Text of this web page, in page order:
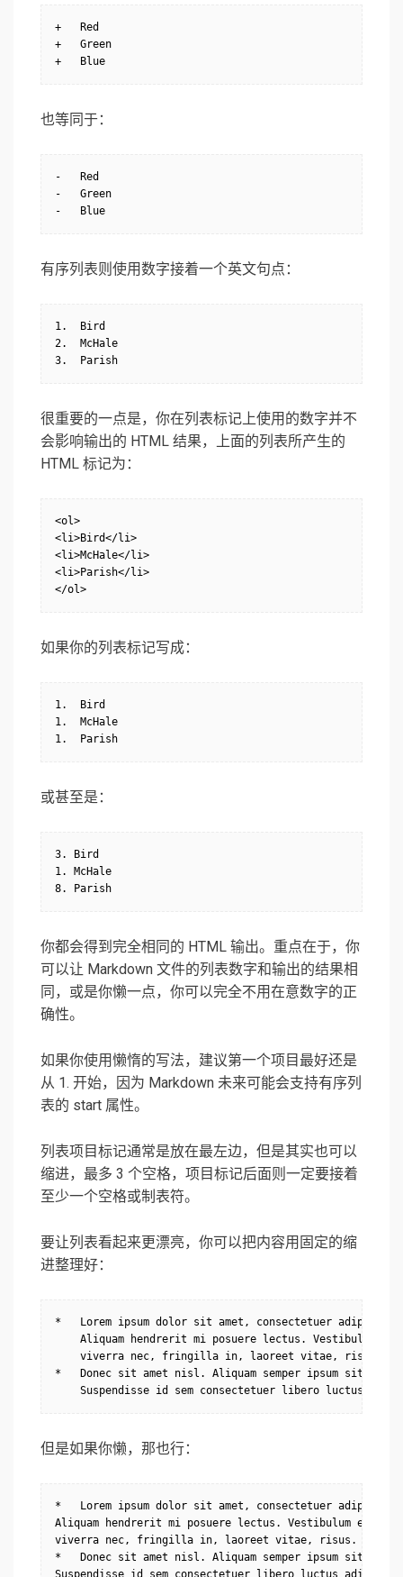
+   Red
+   Green
+   Blue
也等同于：
-   Red
-   Green
-   Blue
有序列表则使用数字接着一个英文句点：
1.  Bird
2.  McHale
3.  Parish
很重要的一点是，你在列表标记上使用的数字并不
会影响输出的 HTML 结果，上面的列表所产生的
HTML 标记为：
<ol>
<li>Bird</li>
<li>McHale</li>
<li>Parish</li>
</ol>
如果你的列表标记写成：
1.  Bird
1.  McHale
1.  Parish
或甚至是：
3. Bird
1. McHale
8. Parish
你都会得到完全相同的 HTML 输出。重点在于，你
可以让 Markdown 文件的列表数字和输出的结果相
同，或是你懒一点，你可以完全不用在意数字的正
确性。
如果你使用懒惰的写法，建议第一个项目最好还是
从 1. 开始，因为 Markdown 未来可能会支持有序列
表的 start 属性。
列表项目标记通常是放在最左边，但是其实也可以
缩进，最多 3 个空格，项目标记后面则一定要接着
至少一个空格或制表符。
要让列表看起来更漂亮，你可以把内容用固定的缩
进整理好：
*   Lorem ipsum dolor sit amet, consectetuer
Aliquam hendrerit mi posuere lectus. Vestibulum
    viverra nec, fringilla in, laoreet vitae, risus.
*   Donec sit amet nisl. Aliquam semper ipsum sit
Suspendisse id sem consectetuer libero luctus
但是如果你懒，那也行：
*   Lorem ipsum dolor sit amet, consectetuer
Aliquam hendrerit mi posuere lectus. Vestibulum enim
viverra nec, fringilla in, laoreet vitae, risus.
*   Donec sit amet nisl. Aliquam semper ipsum sit